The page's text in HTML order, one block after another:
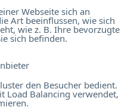
Webseite sich an
Art beeinflussen, wie sich
wie z. B. Ihre bevorzugte
sich befinden.
den Besucher bedient.
Load Balancing verwendet,